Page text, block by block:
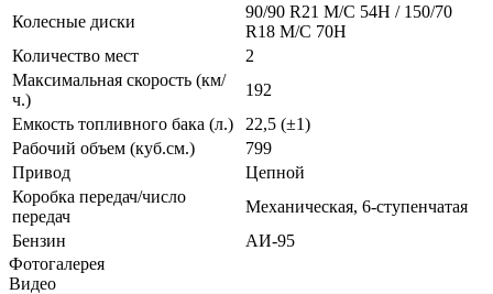
Колесные диски
90/90 R21 M/C 54H / 150/70
R18 M/C 70H
Количество мест
2
Максимальная скорость (км/
ч.)
192
Емкость топливного бака (л.)
22,5 (±1)
Рабочий объем (куб.см.)
799
Привод
Цепной
Коробка передач/число
передач
Механическая, 6-ступенчатая
Бензин
АИ-95
Фотогалерея
Видео